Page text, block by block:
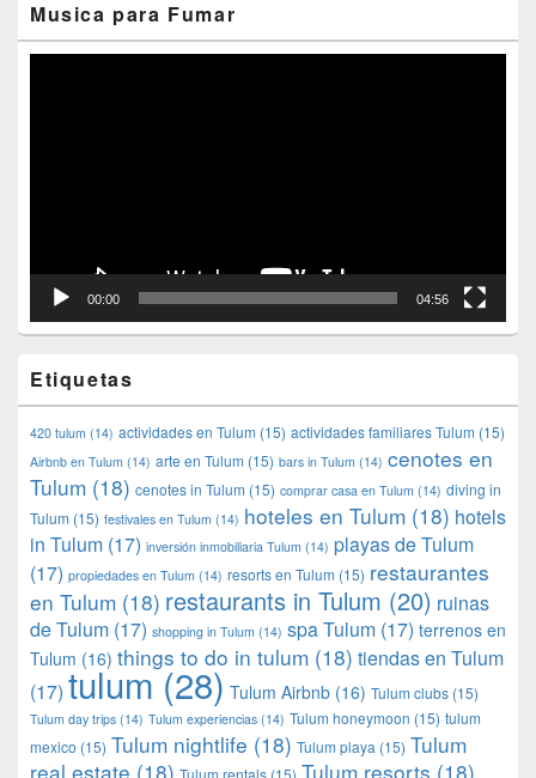
Musica para Fumar
00:00 04:56
Etiquetas
420 tulum (14) actividades en Tulum (15) actividades familiares Tulum (15)
Airbnb en Tulum (14) arte en Tulum (15) bars in Tulum (14) cenotes en
Tulum (18) cenotes in Tulum (15) comprar casa en Tulum (14) diving in
Tulum (15) festivales en Tulum (14) hoteles en Tulum (18) hotels
in Tulum (17) inversión inmobiliaria Tulum (14) playas de Tulum
(17) propiedades en Tulum (14) resorts en Tulum (15) restaurantes
en Tulum (18) restaurants in Tulum (20) ruinas
de Tulum (17) shopping in Tulum (14) spa Tulum (17) terrenos en
Tulum (16) things to do in tulum (18) tiendas en Tulum
(17) tulum(28) Tulum Airbnb (16) Tulum clubs (15)
Tulum day trips (14) Tulum experiencias (14) Tulum honeymoon (15) tulum
mexico (15) Tulum nightlife (18) Tulum playa (15) Tulum
real estate (18) Tulum rentals (15) Tulum resorts (18)